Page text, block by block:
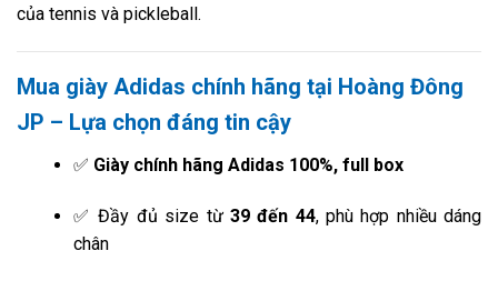
của tennis và pickleball.
Mua giày Adidas chính hãng tại Hoàng Đông
JP – Lựa chọn đáng tin cậy
✅ Giày chính hãng Adidas 100%, full box
✅ Đầy đủ size từ 39 đến 44, phù hợp nhiều dáng
chân